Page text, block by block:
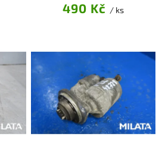
490 Kč / ks